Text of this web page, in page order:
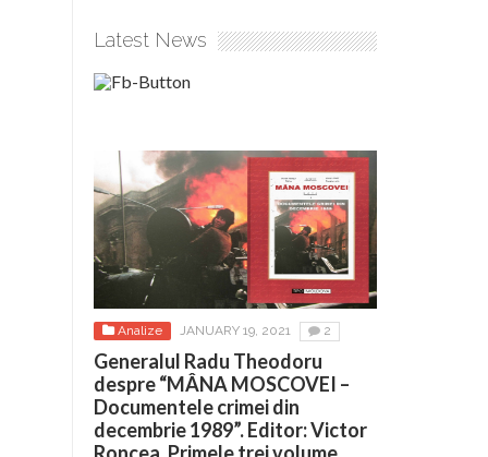
Latest News
Analize JANUARY 19, 2021 2
Generalul Radu Theodoru
despre “MÂNA MOSCOVEI –
Documentele crimei din
decembrie 1989”. Editor: Victor